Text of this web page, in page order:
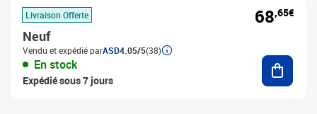
Livraison Offerte
Neuf
Vendu et expédié parASD4.05/5(38)
En stock
Expédié sous 7 jours
68,65€